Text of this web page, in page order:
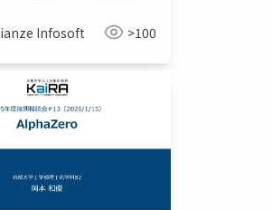
Infosoft >100